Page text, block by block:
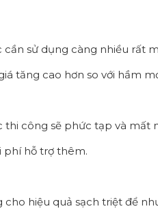
sử dụng càng nhiều rất
tăng cao hơn so với hầm
công sẽ phức tạp và mất
phí hỗ trợ thêm.
hiệu quả sạch triệt để